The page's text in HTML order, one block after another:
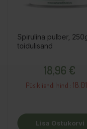
Spirulina pulber,
toidulisand
18,96 €
Püsikliendi hind :
Lisa Ostukorvi